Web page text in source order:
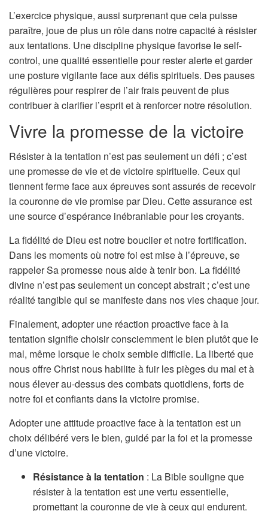
L’exercice physique, aussi surprenant que cela puisse
paraître, joue de plus un rôle dans notre capacité à résister
aux tentations. Une discipline physique favorise le self-
control, une qualité essentielle pour rester alerte et garder
une posture vigilante face aux défis spirituels. Des pauses
régulières pour respirer de l’air frais peuvent de plus
contribuer à clarifier l’esprit et à renforcer notre résolution.
Vivre la promesse de la victoire
Résister à la tentation n’est pas seulement un défi ; c’est
une promesse de vie et de victoire spirituelle. Ceux qui
tiennent ferme face aux épreuves sont assurés de recevoir
la couronne de vie promise par Dieu. Cette assurance est
une source d’espérance inébranlable pour les croyants.
La fidélité de Dieu est notre bouclier et notre fortification.
Dans les moments où notre foi est mise à l’épreuve, se
rappeler Sa promesse nous aide à tenir bon. La fidélité
divine n’est pas seulement un concept abstrait ; c’est une
réalité tangible qui se manifeste dans nos vies chaque jour.
Finalement, adopter une réaction proactive face à la
tentation signifie choisir consciemment le bien plutôt que le
mal, même lorsque le choix semble difficile. La liberté que
nous offre Christ nous habilite à fuir les pièges du mal et à
nous élever au-dessus des combats quotidiens, forts de
notre foi et confiants dans la victoire promise.
Adopter une attitude proactive face à la tentation est un
choix délibéré vers le bien, guidé par la foi et la promesse
d’une victoire.
Résistance à la tentation : La Bible souligne que
résister à la tentation est une vertu essentielle,
promettant la couronne de vie à ceux qui endurent.